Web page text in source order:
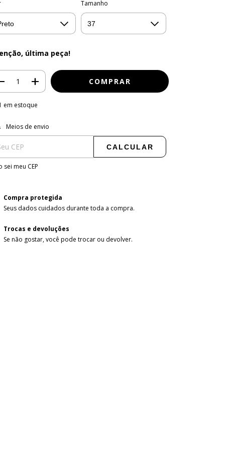
Tamanho
última peça!
em estoque
para o CEP:
Meios de envio
CALCULAR
sei meu CEP
Compra protegida
Seus dados cuidados durante toda a compra.
Trocas e devoluções
Se não gostar, você pode trocar ou devolver.